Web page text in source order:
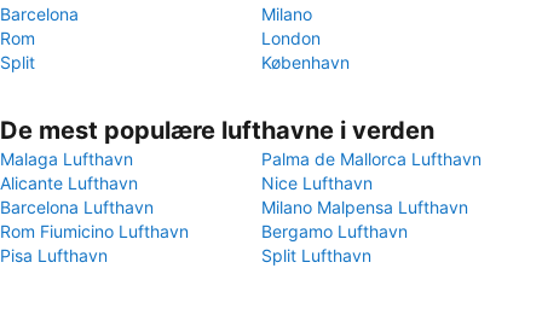
Barcelona
Milano
Rom
London
Split
København
De mest populære lufthavne i verden
Malaga Lufthavn
Palma de Mallorca Lufthavn
Alicante Lufthavn
Nice Lufthavn
Barcelona Lufthavn
Milano Malpensa Lufthavn
Rom Fiumicino Lufthavn
Bergamo Lufthavn
Pisa Lufthavn
Split Lufthavn